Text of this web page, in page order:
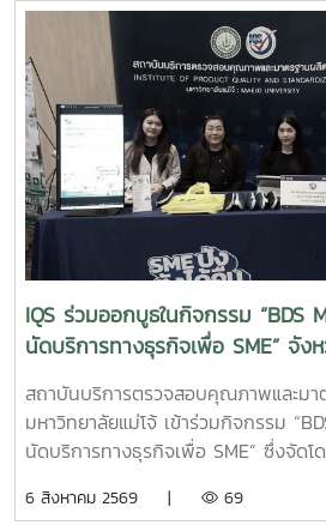
และดูแลพื้นที่ต่าง ๆ ภายในสถานประก
ประสิทธิภาพในการจัดการด้านสุขอน
และสนับสนุนการดำเนินธุรกิจที่เป็นมิต
ลงพื้นที่ในครั้งนี้ นำโดย ผู้ช่วยศาสตรา
ทรัพย์ รองผู้อำนวยการฝ่ายวิจัยและนวั
จินอก หัวหน้าฝ่ายพัฒนาและส่งเสริมปั
บุคลากรในฝ่าย ได้แก่ นางสาววาสนา
นายสหรัฐ ตั๋นก้อน เจ้าหน้าที่ขายจุลินท
ผู้ปฏิบัติงานเกษตร การให้คำแนะนำและ
มุ่งเน้นการถ่ายทอดองค์ความรู้เกี่ยวกั
ให้เหมาะสมกับพื้นที่ใช้งานจริง พร้อมแ
เสนอแนะกับผู้ประกอบการ เพื่อให้สาม
ประยุกต์ใช้ได้อย่างเกิดประสิทธิภาพสูงสุ
สิ่งแวดล้อมภายในธุรกิจโรงแรมอย่างยั่
สอบคุณภาพและมาตรฐานผลิตภัณฑ์ ม
มุ่งมั่นในการพัฒนา ถ่ายทอดองค์ความ
บริการแก่ภาคธุรกิจและสังคมอย่างต่อเนื่
IQS ร่วมออกบูธในกิจกรรม “BDS
นัดบริการทางธุรกิจเพื่อ SME” จัง
สถาบันบริการตรวจสอบคุณภาพและม
มหาวิทยาลัยแม่โจ้ เข้าร่วมกิจกรรม
นัดบริการทางธุรกิจเพื่อ SME” ซึ่งจัดโ
ข่ายผู้ให้บริการโครงการส่งเสริมผู้ประก
6 สิงหาคม 2569 | 69